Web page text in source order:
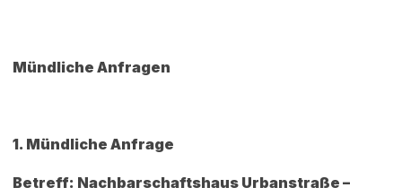
Mündliche Anfragen
1. Mündliche Anfrage
Betreff: Nachbarschaftshaus Urbanstraße –